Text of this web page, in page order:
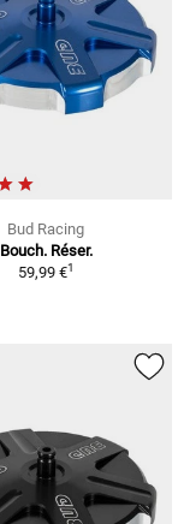
Bud Racing
Bouch. Réser.
59,99 €1